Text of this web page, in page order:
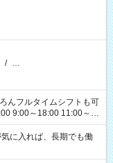
/ …
9:00～18:00 11:00～
※法令に基づき、週20時
ります ※労働者派遣法
間・短期間の就業はご
に入れば、長期でも働